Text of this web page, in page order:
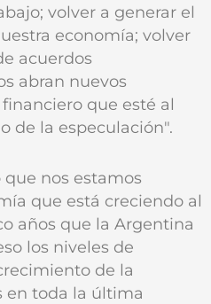
volver a generar el
economía; volver
acuerdos
abran nuevos
que esté al
de la especulación".
nos estamos
que está creciendo al
años que la Argentina
los niveles de
de la
en toda la última